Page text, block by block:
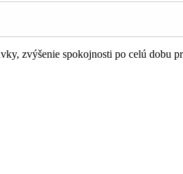
zvýšenie spokojnosti po celú dobu